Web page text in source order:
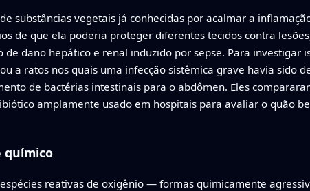
substâncias vegetais já conhecidas por acalmar a
de que ela poderia proteger diferentes tecidos contra
de dano hepático e renal induzido por sepse. Para investigar
a ratos nos quais uma infecção sistêmica grave havia sido
de bactérias intestinais para o abdômen. Eles
amplamente usado em hospitais para avaliar o quão
químico
reativas de oxigênio — formas quimicamente